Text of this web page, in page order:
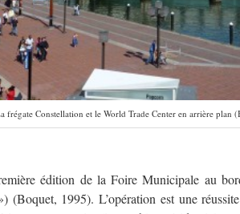
frégate Constellation et le World Trade Center en arrière plan
édition de la Foire Municipale au
(Boquet, 1995). L’opération est une